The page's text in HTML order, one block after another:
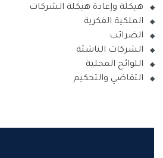
هيكلة وإعادة هيكلة الشركات
الملكية الفكرية
الضرائب
الشركات الناشئة
اللوائح المحلية
التقاضي والتحكيم